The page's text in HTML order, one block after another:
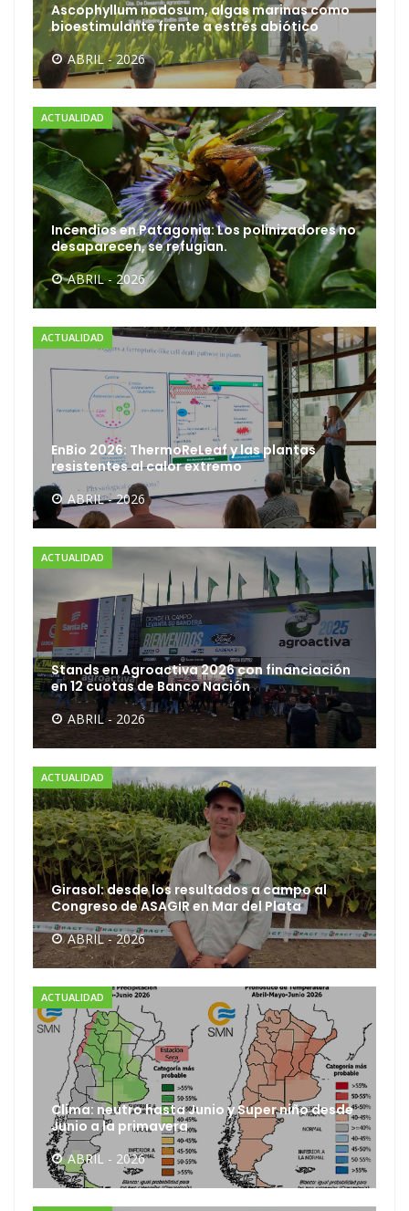
Ascophyllum nodosum, algas marinas como
bioestimulante frente a estrés abiótico
ABRIL - 2026
ACTUALIDAD
Incendios en Patagonia: Los polinizadores no
desaparecen, se refugian.
ABRIL - 2026
ACTUALIDAD
EnBio 2026: ThermoReLeaf y las plantas
resistentes al calor extremo
ABRIL - 2026
ACTUALIDAD
Stands en Agroactiva 2026 con financiación
en 12 cuotas de Banco Nación
ABRIL - 2026
ACTUALIDAD
Girasol: desde los resultados a campo al
Congreso de ASAGIR en Mar del Plata
ABRIL - 2026
ACTUALIDAD
Clima: neutro hasta Junio y Super niño desde
Junio a la primavera
ABRIL - 2026